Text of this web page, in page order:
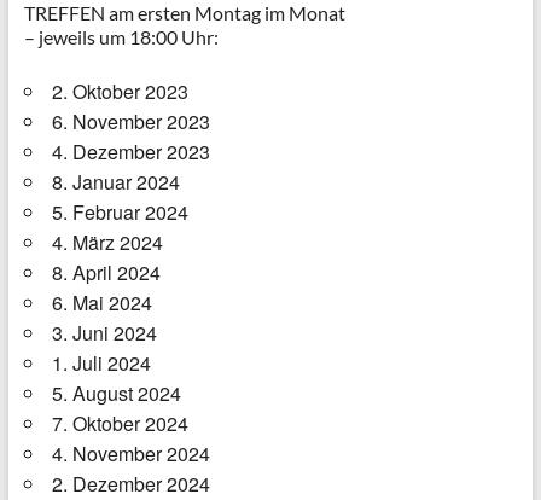
TREFFEN am ersten Montag im Monat
– jeweils um 18:00 Uhr:
2. Oktober 2023
6. November 2023
4. Dezember 2023
8. Januar 2024
5. Februar 2024
4. März 2024
8. April 2024
6. Mai 2024
3. Juni 2024
1. Juli 2024
5. August 2024
7. Oktober 2024
4. November 2024
2. Dezember 2024